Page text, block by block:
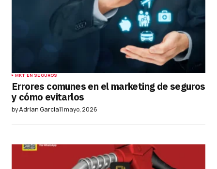
MKT EN SEGUROS
Errores comunes en el marketing de seguros
y cómo evitarlos
byAdrian Garcia11 mayo, 2026